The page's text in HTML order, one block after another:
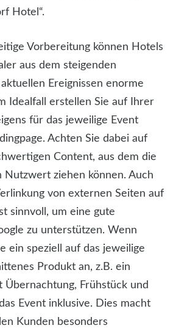
Hotel“.
Vorbereitung können Hotels
aus dem steigenden
Ereignissen enorme
Idealfall erstellen Sie auf Ihrer
für das jeweilige Event
Achten Sie dabei auf
Content, aus dem die
Nutzwert ziehen können. Auch
von externen Seiten auf
sinnvoll, um eine gute
zu unterstützen. Wenn
ein speziell auf das jeweilige
Produkt an, z.B. ein
Übernachtung, Frühstück und
Event inklusive. Dies macht
Kunden besonders